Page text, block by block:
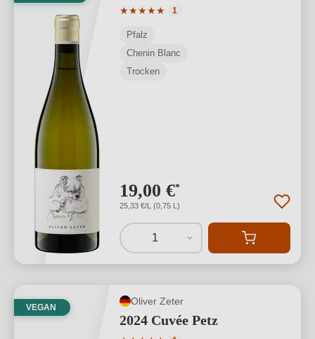
★★★★★
Durchschnittliche Bewertung von 5
1
Pfalz
Chenin Blanc
Trocken
19,00 €*
25,33 €/L (0,75 L)
1
VEGAN
Oliver Zeter
2024 Cuvée Petz